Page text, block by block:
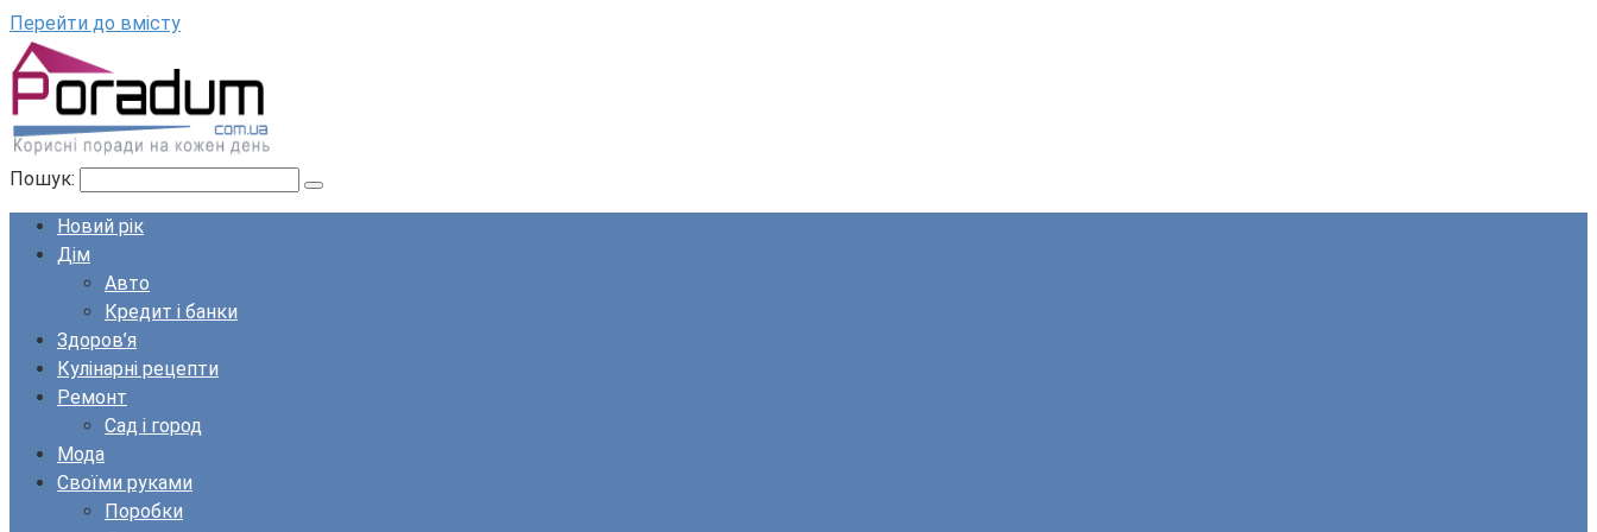
Перейти до вмісту
Пошук:
Новий рік
Дім
Авто
Кредит і банки
Здоров’я
Кулінарні рецепти
Ремонт
Сад і город
Мода
Своїми руками
Поробки